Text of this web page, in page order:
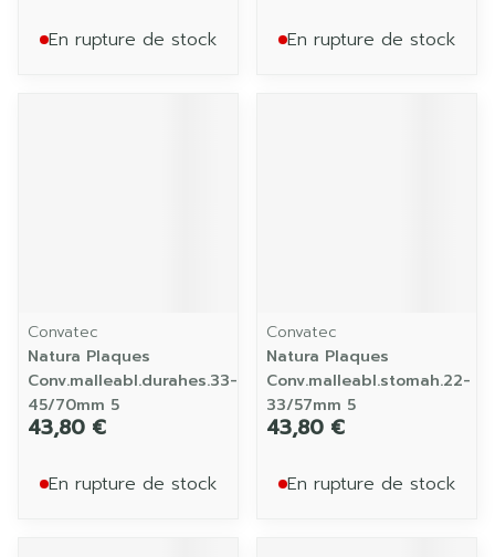
En rupture de stock En rupture de stock
Convatec
Natura Plaques
Conv.malleabl.durahes.33-
45/70mm 5
43,80 €
En rupture de stock
Convatec
Natura Plaques
Conv.malleabl.stomah.22-
33/57mm 5
43,80 €
En rupture de stock